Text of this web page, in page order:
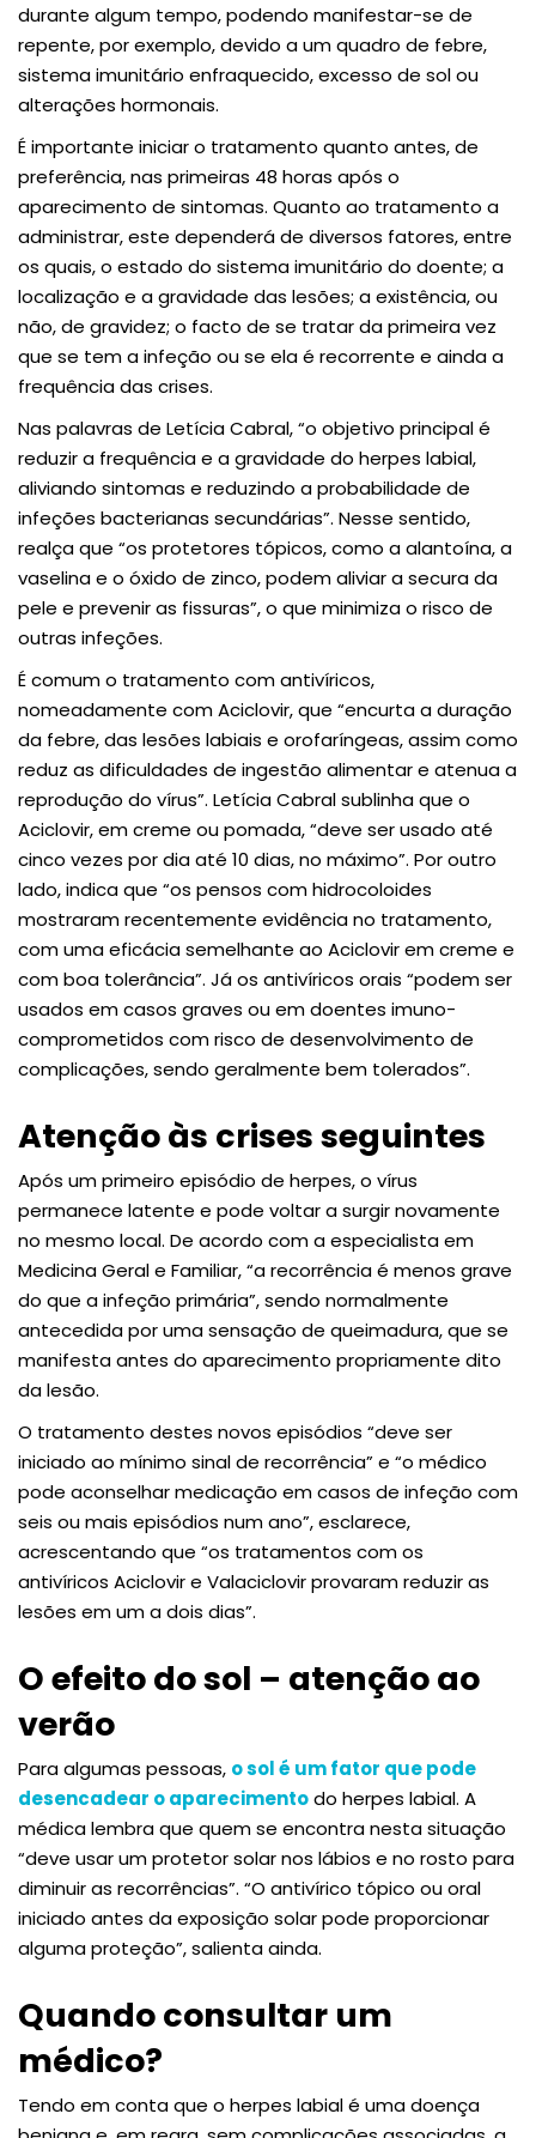
durante algum tempo, podendo manifestar-se de
repente, por exemplo, devido a um quadro de febre,
sistema imunitário enfraquecido, excesso de sol ou
alterações hormonais.
É importante iniciar o tratamento quanto antes, de
preferência, nas primeiras 48 horas após o
aparecimento de sintomas. Quanto ao tratamento a
administrar, este dependerá de diversos fatores, entre
os quais, o estado do sistema imunitário do doente; a
localização e a gravidade das lesões; a existência, ou
não, de gravidez; o facto de se tratar da primeira vez
que se tem a infeção ou se ela é recorrente e ainda a
frequência das crises.
Nas palavras de Letícia Cabral, “o objetivo principal é
reduzir a frequência e a gravidade do herpes labial,
aliviando sintomas e reduzindo a probabilidade de
infeções bacterianas secundárias”. Nesse sentido,
realça que “os protetores tópicos, como a alantoína, a
vaselina e o óxido de zinco, podem aliviar a secura da
pele e prevenir as fissuras”, o que minimiza o risco de
outras infeções.
É comum o tratamento com antivíricos,
nomeadamente com Aciclovir, que “encurta a duração
da febre, das lesões labiais e orofaríngeas, assim como
reduz as dificuldades de ingestão alimentar e atenua a
reprodução do vírus”. Letícia Cabral sublinha que o
Aciclovir, em creme ou pomada, “deve ser usado até
cinco vezes por dia até 10 dias, no máximo”. Por outro
lado, indica que “os pensos com hidrocoloides
mostraram recentemente evidência no tratamento,
com uma eficácia semelhante ao Aciclovir em creme e
com boa tolerância”. Já os antivíricos orais “podem ser
usados em casos graves ou em doentes imuno-
comprometidos com risco de desenvolvimento de
complicações, sendo geralmente bem tolerados”.
Atenção às crises seguintes
Após um primeiro episódio de herpes, o vírus
permanece latente e pode voltar a surgir novamente
no mesmo local. De acordo com a especialista em
Medicina Geral e Familiar, “a recorrência é menos grave
do que a infeção primária”, sendo normalmente
antecedida por uma sensação de queimadura, que se
manifesta antes do aparecimento propriamente dito
da lesão.
O tratamento destes novos episódios “deve ser
iniciado ao mínimo sinal de recorrência” e “o médico
pode aconselhar medicação em casos de infeção com
seis ou mais episódios num ano”, esclarece,
acrescentando que “os tratamentos com os
antivíricos Aciclovir e Valaciclovir provaram reduzir as
lesões em um a dois dias”.
O efeito do sol – atenção ao
verão
Para algumas pessoas, o sol é um fator que pode
desencadear o aparecimentodo herpes labial. A
médica lembra que quem se encontra nesta situação
“deve usar um protetor solar nos lábios e no rosto para
diminuir as recorrências”. “O antivírico tópico ou oral
iniciado antes da exposição solar pode proporcionar
alguma proteção”, salienta ainda.
Quando consultar um
médico?
Tendo em conta que o herpes labial é uma doença